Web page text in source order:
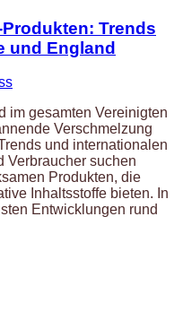
Trends
und England
im gesamten Vereinigten
Verschmelzung
und internationalen
Verbraucher suchen
Produkten, die
Inhaltsstoffe bieten. In
Entwicklungen rund